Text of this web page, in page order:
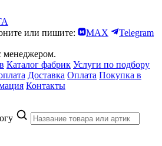
или пишите: MAX
Telegram
менеджером.
Каталог фабрик Услуги по подбору
Доставка Оплата Покупка в
Контакты